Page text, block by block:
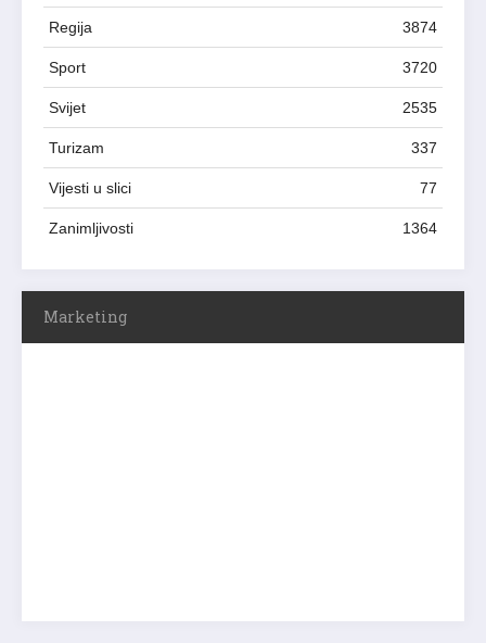
Regija 3874
Sport 3720
Svijet 2535
Turizam 337
Vijesti u slici 77
Zanimljivosti 1364
Marketing